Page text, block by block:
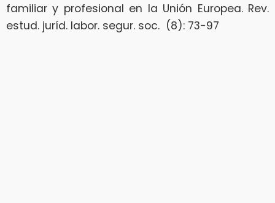
familiar y profesional en la Unión Europea. Rev.
estud. juríd. labor. segur. soc. (8): 73-97